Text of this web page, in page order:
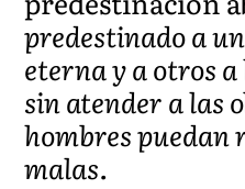
predestinado a
eterna y a otros
sin atender a las
hombres puedan
malas.